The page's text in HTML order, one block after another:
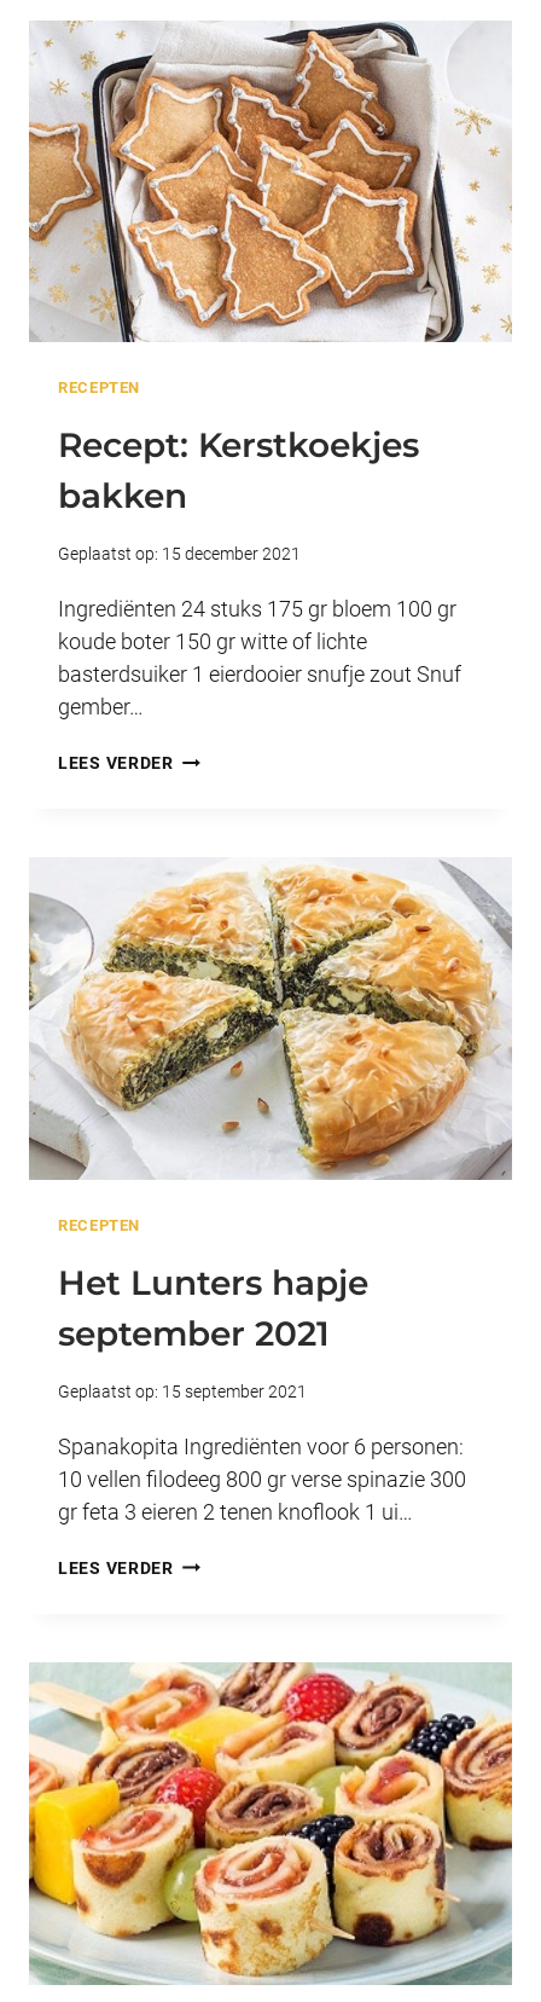
FEBRUARI
2022
RECEPTEN
Recept: Kerstkoekjes
bakken
Geplaatst op: 15 december 2021
Ingrediënten 24 stuks 175 gr bloem 100 gr
koude boter 150 gr witte of lichte
basterdsuiker 1 eierdooier snufje zout Snuf
gember…
LEES VERDERRECEPT:
RECEPTEN
Het Lunters hapje
september 2021
Geplaatst op: 15 september 2021
Spanakopita Ingrediënten voor 6 personen:
10 vellen filodeeg 800 gr verse spinazie 300
gr feta 3 eieren 2 tenen knoflook 1 ui…
LEES VERDERHET
SEPTEMBER
2021